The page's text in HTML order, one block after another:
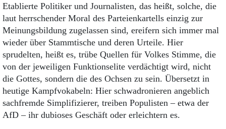
Etablierte Politiker und Journalisten, das heißt, solche, die
laut herrschender Moral des Parteienkartells einzig zur
Meinungsbildung zugelassen sind, ereifern sich immer mal
wieder über Stammtische und deren Urteile. Hier
sprudelten, heißt es, trübe Quellen für Volkes Stimme, die
von der jeweiligen Funktionselite verdächtigt wird, nicht
die Gottes, sondern die des Ochsen zu sein. Übersetzt in
heutige Kampfvokabeln: Hier schwadronieren angeblich
sachfremde Simplifizierer, treiben Populisten – etwa der
AfD – ihr dubioses Geschäft oder erleichtern es.